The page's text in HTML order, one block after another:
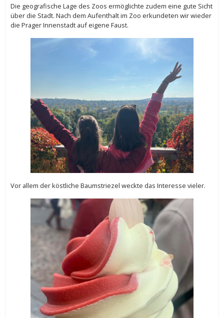
Die geografische Lage des Zoos ermöglichte zudem eine gute Sicht
über die Stadt. Nach dem Aufenthalt im Zoo erkundeten wir wieder
die Prager Innenstadt auf eigene Faust.
Vor allem der köstliche Baumstriezel weckte das Interesse vieler.